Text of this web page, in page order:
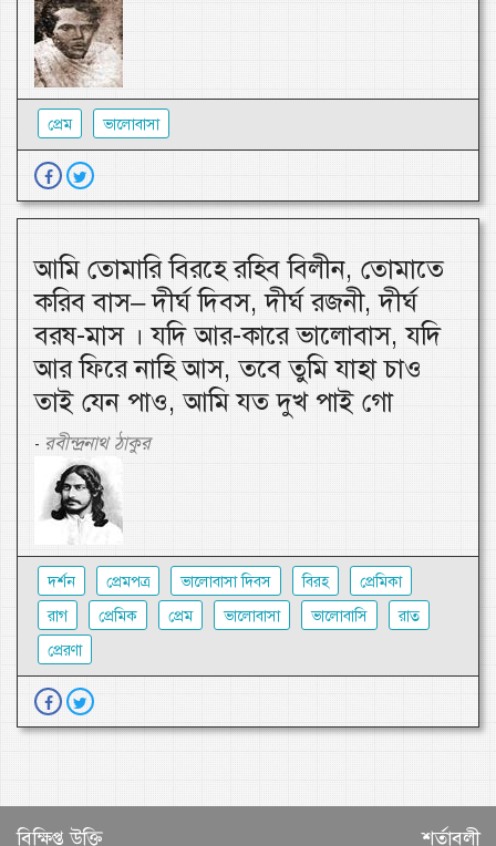
প্রেম ভালোবাসা
আমি তোমারি বিরহে রহিব বিলীন, তোমাতে
করিব বাস– দীর্ঘ দিবস, দীর্ঘ রজনী, দীর্ঘ
বরষ-মাস । যদি আর-কারে ভালোবাস, যদি
আর ফিরে নাহি আস, তবে তুমি যাহা চাও
তাই যেন পাও, আমি যত দুখ পাই গো
- রবীন্দ্রনাথ ঠাকুর
দর্শন প্রেমপত্র ভালোবাসা দিবস বিরহ
প্রেমিকা
রাগ
প্রেমিক প্রেম ভালোবাসা ভালোবাসি
রাত
প্রেরণা
বিক্ষিপ্ত উক্তি শর্তাবলী